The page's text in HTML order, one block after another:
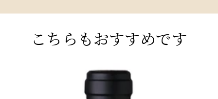
た寛大な行為である。私たちの使命は、アルゼン
こちらもおすすめです
2017 パルマ・カローラ、ホワイト・ブレンド、